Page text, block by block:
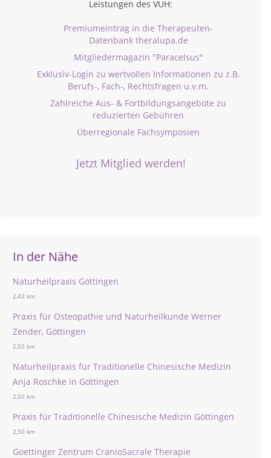
Leistungen des VUH:
Premiumeintrag in die Therapeuten-
Datenbank theralupa.de
Mitgliedermagazin "Paracelsus"
Exklusiv-Login zu wertvollen Informationen zu z.B.
Berufs-, Fach-, Rechtsfragen u.v.m.
Zahlreiche Aus- & Fortbildungsangebote zu
reduzierten Gebühren
Überregionale Fachsymposien
Jetzt Mitglied werden!
In der Nähe
Naturheilpraxis Göttingen
2,43 km
Praxis für Osteopathie und Naturheilkunde Werner
Zender, Göttingen
2,50 km
Naturheilpraxis für Traditionelle Chinesische Medizin
Anja Roschke in Göttingen
2,50 km
Praxis für Traditionelle Chinesische Medizin Göttingen
2,50 km
Goettinger Zentrum CranioSacrale Therapie